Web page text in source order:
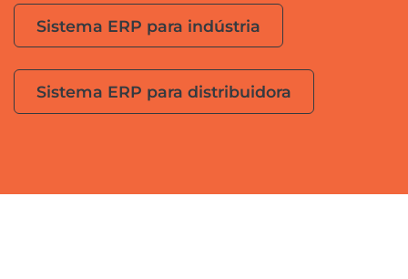
Sistema ERP para indústria
Sistema ERP para distribuidora